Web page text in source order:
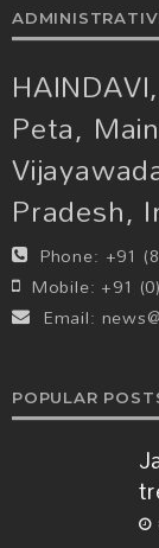
Peta,
Pradesh,
Phone: +91
Mobile: +91
Email:
POPULAR